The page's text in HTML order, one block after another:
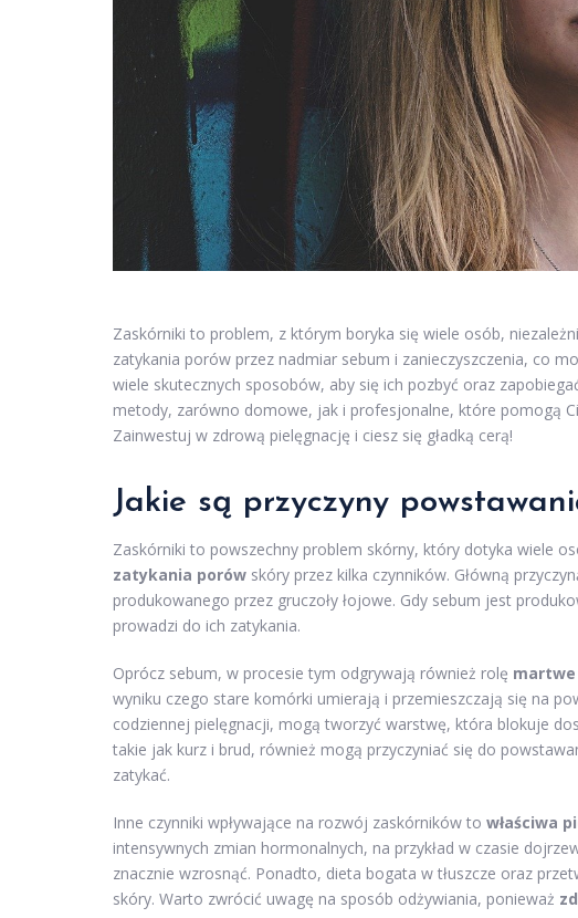
Zaskórniki to problem, z którym boryka się wiele osób,
zatykania porów przez nadmiar sebum i zanieczyszczenia, co
wiele skutecznych sposobów, aby się ich pozbyć oraz
metody, zarówno domowe, jak i profesjonalne, które pomogą
Zainwestuj w zdrową pielęgnację i ciesz się gładką cerą!
Jakie są przyczyny
Zaskórniki to powszechny problem skórny, który dotyka wiele
zatykania porów skóry przez kilka czynników. Główną
produkowanego przez gruczoły łojowe. Gdy sebum jest
prowadzi do ich zatykania.
Oprócz sebum, w procesie tym odgrywają również rolę
wyniku czego stare komórki umierają i przemieszczają się na
codziennej pielęgnacji, mogą tworzyć warstwę, która blokuje
takie jak kurz i brud, również mogą przyczyniać się do
zatykać.
Inne czynniki wpływające na rozwój zaskórników to właściwa
intensywnych zmian hormonalnych, na przykład w czasie
znacznie wzrosnąć. Ponadto, dieta bogata w tłuszcze oraz
skóry. Warto zwrócić uwagę na sposób odżywiania, ponieważ